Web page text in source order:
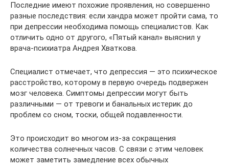
Последние имеют похожие проявления, но совершенно
разные последствия: если хандра может пройти сама, то
при депрессии необходима помощь специалистов. Как
отличить одно от другого, «Пятый канал» выяснил у
врача-психиатра Андрея Хваткова.
Специалист отмечает, что депрессия — это психическое
расстройство, которому в первую очередь подвержен
мозг человека. Симптомы депрессии могут быть
различными — от тревоги и банальных истерик до
проблем со сном, тоски, общей подавленности.
Это происходит во многом из-за сокращения
количества солнечных часов. С связи с этим человек
может заметить замедление всех обычных